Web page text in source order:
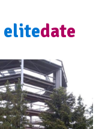
elitedate